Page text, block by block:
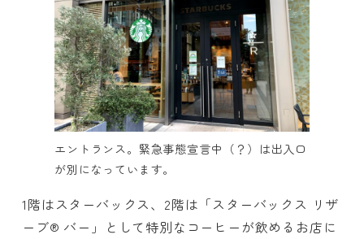
エントランス。緊急事態宣言中（？）は出入口
が別になっています。
1階はスターバックス、2階は「スターバックス リザ
ーブ® バー」として特別なコーヒーが飲めるお店に